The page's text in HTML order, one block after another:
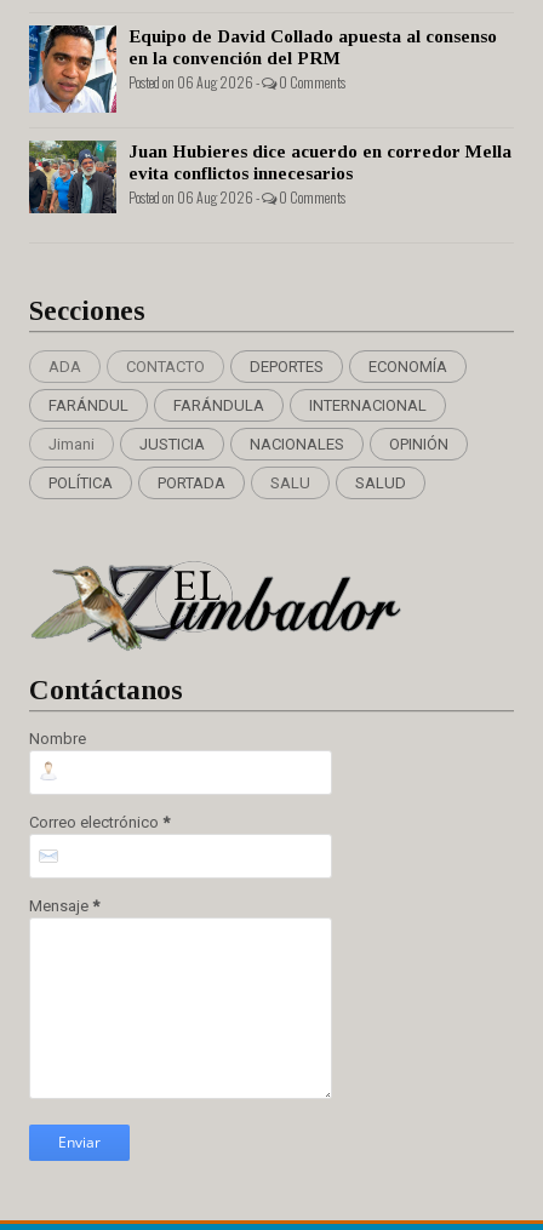
Equipo de David Collado apuesta al consenso
en la convención del PRM
Posted on 06 Aug 2026 - 0 Comments
Juan Hubieres dice acuerdo en corredor Mella
evita conflictos innecesarios
Posted on 06 Aug 2026 - 0 Comments
Secciones
ADA CONTACTO DEPORTES ECONOMÍA
FARÁNDUL FARÁNDULA INTERNACIONAL
Jimani JUSTICIA NACIONALES OPINIÓN
POLÍTICA PORTADA SALU SALUD
Contáctanos
Nombre
Correo electrónico *
Mensaje *